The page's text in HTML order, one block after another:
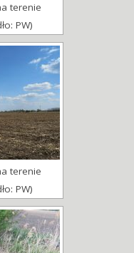
terenie
PW)
terenie
PW)